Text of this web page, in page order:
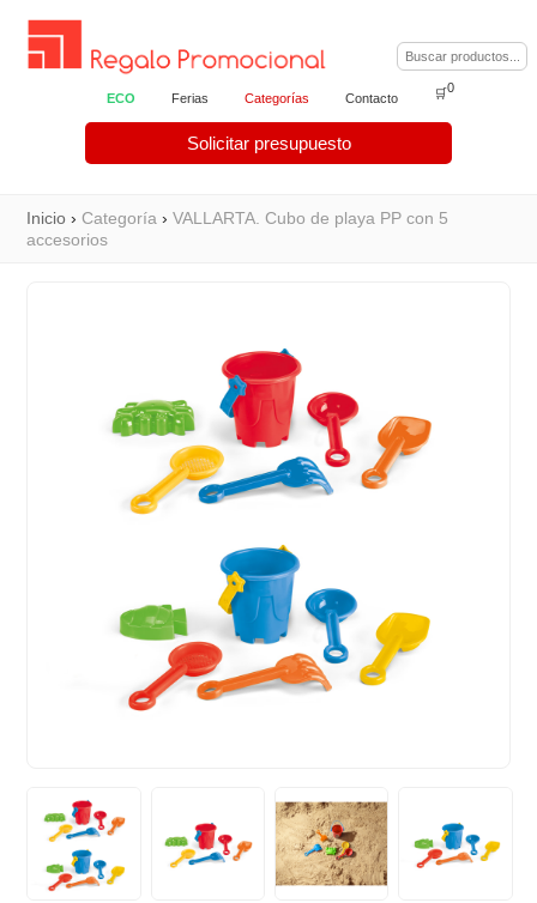
ECO Ferias Categorías Contacto
Solicitar presupuesto
🛒0
Inicio ›Categoría ›VALLARTA. Cubo de playa PP con 5
accesorios